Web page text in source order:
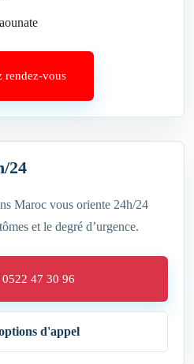
rendez-vous
24
Maroc vous oriente 24h/24
et le degré d’urgence.
47 30 96
d'appel